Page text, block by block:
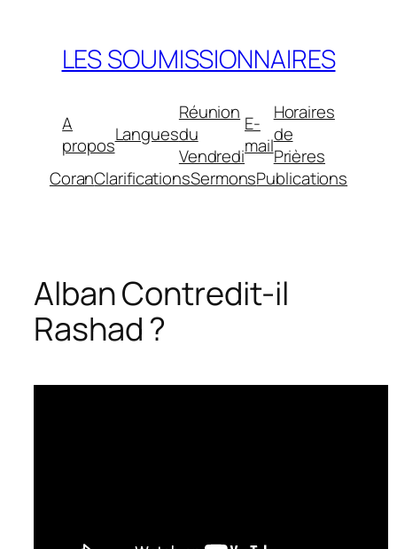
contenuLES SOUMISSIONNAIRES
A
proposLangues
Réunion
du
Vendredi
E-
mail
Horaires
de
Prières
CoranClarificationsSermonsPublications
Alban Contredit-il
Rashad ?